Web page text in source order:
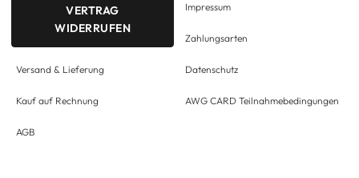
VERTRAG
WIDERRUFEN
Versand & Lieferung
Kauf auf Rechnung
AGB
Impressum
Zahlungsarten
Datenschutz
AWG CARD Teilnahmebedingungen